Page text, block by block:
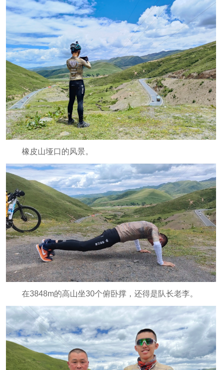
橡皮山垭口的风景。
在3848m的高山坐30个俯卧撑，还得是队长老李。